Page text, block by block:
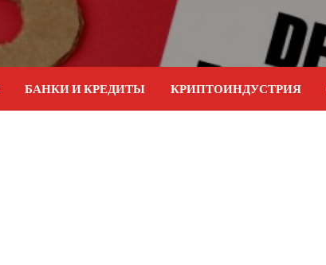
БАНКИ И КРЕДИТЫ КРИПТОИНДУСТРИЯ